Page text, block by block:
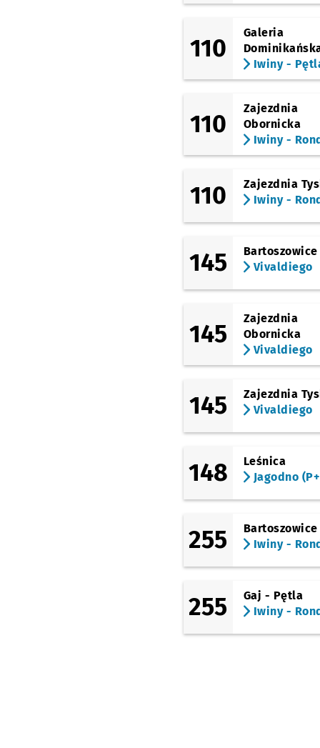
110
Galeria
Iwiny -
110
Zajezdnia
Obornicka
Iwiny -
110
Zajezdnia
Iwiny -
145
Bartoszowice
Vivaldiego
145
Zajezdnia
Obornicka
Vivaldiego
145
Zajezdnia
Vivaldiego
148
Leśnica
Jagodno
255
Bartoszowice
Iwiny -
255
Gaj - Pętla
Iwiny -